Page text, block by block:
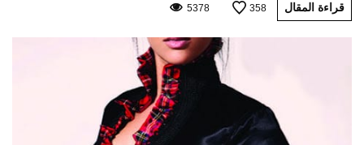
قراءة المقال 358
5378